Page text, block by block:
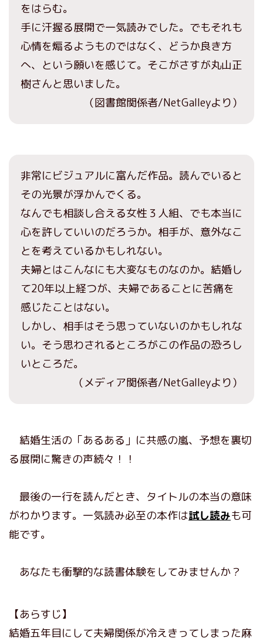
をはらむ。
手に汗握る展開で一気読みでした。でもそれも
心情を煽るようものではなく、どうか良き方
へ、という願いを感じて。そこがさすが丸山正
樹さんと思いました。
（図書館関係者/NetGalleyより）
非常にビジュアルに富んだ作品。読んでいると
その光景が浮かんでくる。
なんでも相談し合える女性３人組、でも本当に
心を許していいのだろうか。相手が、意外なこ
とを考えているかもしれない。
夫婦とはこんなにも大変なものなのか。結婚し
て20年以上経つが、夫婦であることに苦痛を
感じたことはない。
しかし、相手はそう思っていないのかもしれな
い。そう思わされるところがこの作品の恐ろし
いところだ。
（メディア関係者/NetGalleyより）
結婚生活の「あるある」に共感の嵐、予想を裏切
る展開に驚きの声続々！！
最後の一行を読んだとき、タイトルの本当の意味
がわかります。一気読み必至の本作は試し読みも可
能です。
あなたも衝撃的な読書体験をしてみませんか？
【あらすじ】
結婚五年目にして夫婦関係が冷えきってしまった麻